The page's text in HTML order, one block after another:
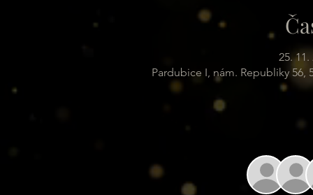
25. 11.
Pardubice I, nám. Republiky 56,